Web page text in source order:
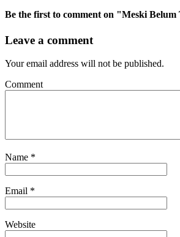
Be the first to comment on "Meski Belum
Leave a comment
Your email address will not be published.
Comment
Name *
Email *
Website